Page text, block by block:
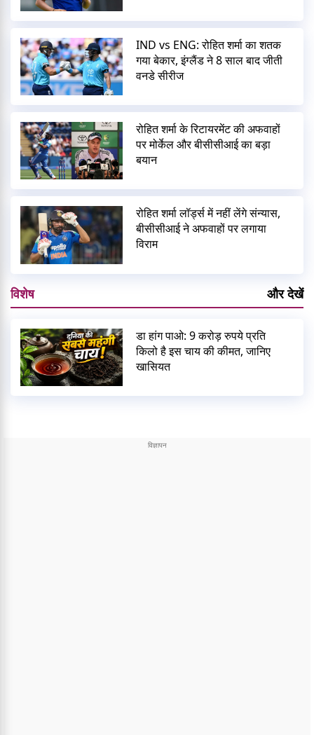
IND vs ENG: रोहित शर्मा का शतक
गया बेकार, इंग्लैंड ने 8 साल बाद जीती
वनडे सीरीज
रोहित शर्मा के रिटायरमेंट की अफवाहों
पर मोर्केल और बीसीसीआई का बड़ा
बयान
रोहित शर्मा लॉर्ड्स में नहीं लेंगे संन्यास,
बीसीसीआई ने अफवाहों पर लगाया
विराम
विशेष और देखें
डा हांग पाओ: 9 करोड़ रुपये प्रति
किलो है इस चाय की कीमत, जानिए
खासियत